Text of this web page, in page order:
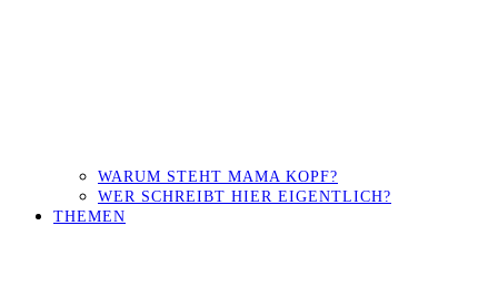
WARUM STEHT MAMA KOPF?
WER SCHREIBT HIER EIGENTLICH?
THEMEN